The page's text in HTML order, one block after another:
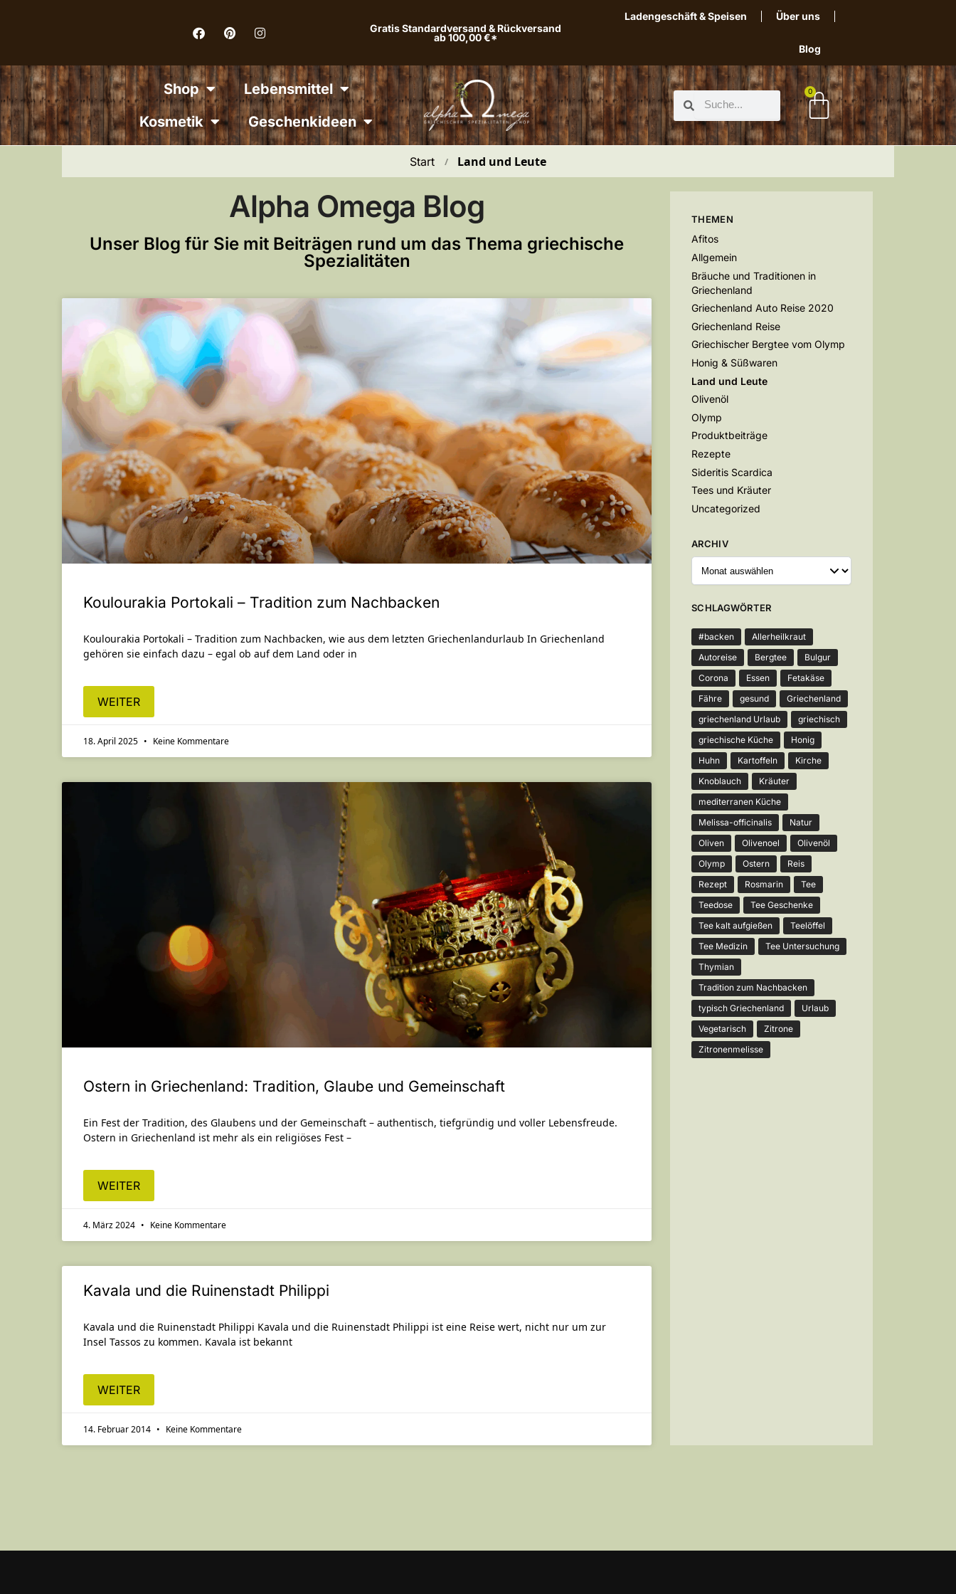
Gratis Standardversand & Rückversand
ab 100,00 €*
Ladengeschäft & Speisen Über uns
Blog
Shop
Lebensmittel
Kosmetik
Geschenkideen
0
Start / Land und Leute
Alpha Omega Blog
Unser Blog für Sie mit Beiträgen rund um das Thema griechische
Spezialitäten
Koulourakia Portokali – Tradition zum Nachbacken
Koulourakia Portokali – Tradition zum Nachbacken, wie aus dem letzten Griechenlandurlaub In Griechenland
gehören sie einfach dazu – egal ob auf dem Land oder in
WEITER
18. April 2025 Keine Kommentare
Ostern in Griechenland: Tradition, Glaube und Gemeinschaft
Ein Fest der Tradition, des Glaubens und der Gemeinschaft – authentisch, tiefgründig und voller Lebensfreude.
Ostern in Griechenland ist mehr als ein religiöses Fest –
WEITER
4. März 2024 Keine Kommentare
Kavala und die Ruinenstadt Philippi
Kavala und die Ruinenstadt Philippi Kavala und die Ruinenstadt Philippi ist eine Reise wert, nicht nur um zur
Insel Tassos zu kommen. Kavala ist bekannt
WEITER
14. Februar 2014 Keine Kommentare
THEMEN
Afitos
Allgemein
Bräuche und Traditionen in
Griechenland
Griechenland Auto Reise 2020
Griechenland Reise
Griechischer Bergtee vom Olymp
Honig & Süßwaren
Land und Leute
Olivenöl
Olymp
Produktbeiträge
Rezepte
Sideritis Scardica
Tees und Kräuter
Uncategorized
ARCHIV
SCHLAGWÖRTER
#backen
Allerheilkraut
Autoreise
Bergtee
Bulgur
Corona
Essen
Fetakäse
Fähre
gesund
Griechenland
griechenland Urlaub
griechisch
griechische Küche
Honig
Huhn
Kartoffeln
Kirche
Knoblauch
Kräuter
mediterranen Küche
Melissa-officinalis
Natur
Oliven
Olivenoel
Olivenöl
Olymp
Ostern
Reis
Rezept
Rosmarin
Tee
Teedose
Tee Geschenke
Tee kalt aufgießen
Teelöffel
Tee Medizin
Tee Untersuchung
Thymian
Tradition zum Nachbacken
typisch Griechenland
Urlaub
Vegetarisch
Zitrone
Zitronenmelisse